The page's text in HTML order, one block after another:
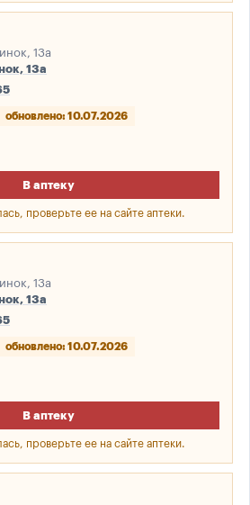
13а
13а
обновлено: 10.07.2026
В аптеку
проверьте ее на сайте аптеки.
13а
13а
обновлено: 10.07.2026
В аптеку
проверьте ее на сайте аптеки.